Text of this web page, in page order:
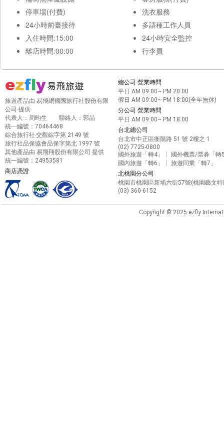
停車場(付費)
24小時前臺接待
入住時間:15:00
離店時間:00:00
洗衣服務
多語種工作人員
24小時安全監控
行李員